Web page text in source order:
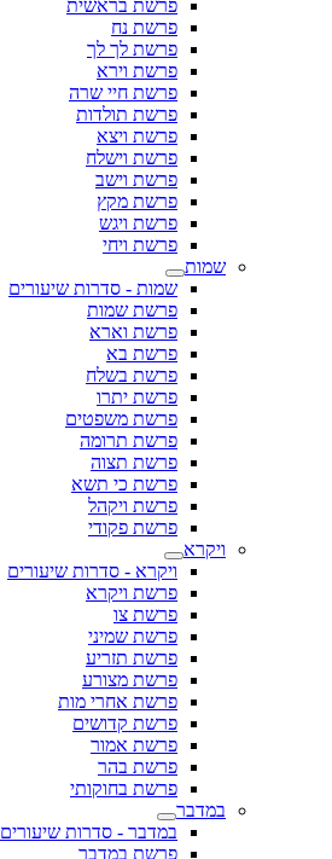
פרשת בראשית
פרשת נח
פרשת לך לך
פרשת וירא
פרשת חיי שרה
פרשת תולדות
פרשת ויצא
פרשת וישלח
פרשת וישב
פרשת מקץ
פרשת ויגש
פרשת ויחי
שמות
שמות - סדרות שיעורים
פרשת שמות
פרשת וארא
פרשת בא
פרשת בשלח
פרשת יתרו
פרשת משפטים
פרשת תרומה
פרשת תצוה
פרשת כי תשא
פרשת ויקהל
פרשת פקודי
ויקרא
ויקרא - סדרות שיעורים
פרשת ויקרא
פרשת צו
פרשת שמיני
פרשת תזריע
פרשת מצורע
פרשת אחרי מות
פרשת קדושים
פרשת אמור
פרשת בהר
פרשת בחוקותי
במדבר
במדבר - סדרות שיעורים
פרשת במדבר